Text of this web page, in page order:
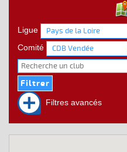
Ligue
Comité
Filtres avancés